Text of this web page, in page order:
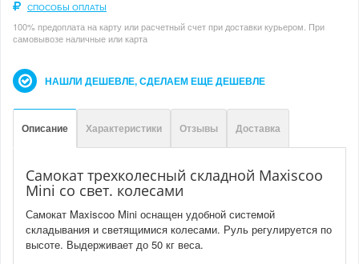
СПОСОБЫ ОПЛАТЫ
100% предоплата на карту или расчетный счет при доставки курьером. При
самовывозе наличные или карта
НАШЛИ ДЕШЕВЛЕ, СДЕЛАЕМ ЕЩЕ ДЕШЕВЛЕ
Описание Характеристики Отзывы Доставка
Самокат трехколесный складной Maxiscoo
Mini со свет. колесами
Самокат Maxiscoo Mini оснащен удобной системой
складывания и светящимися колесами. Руль регулируется по
высоте. Выдерживает до 50 кг веса.